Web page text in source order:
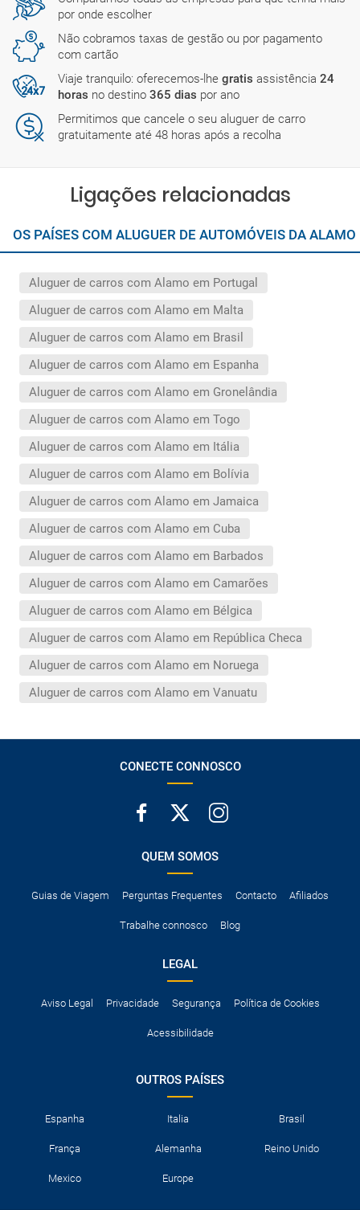
por onde escolher
Não cobramos taxas de gestão ou por pagamento
com cartão
Viaje tranquilo: oferecemos-lhe gratis assistência 24
horas no destino 365 dias por ano
Permitimos que cancele o seu aluguer de carro
gratuitamente até 48 horas após a recolha
Ligações relacionadas
OS PAÍSES COM ALUGUER DE AUTOMÓVEIS DA
Aluguer de carros com Alamo em Portugal
Aluguer de carros com Alamo em Malta
Aluguer de carros com Alamo em Brasil
Aluguer de carros com Alamo em Espanha
Aluguer de carros com Alamo em Gronelândia
Aluguer de carros com Alamo em Togo
Aluguer de carros com Alamo em Itália
Aluguer de carros com Alamo em Bolívia
Aluguer de carros com Alamo em Jamaica
Aluguer de carros com Alamo em Cuba
Aluguer de carros com Alamo em Barbados
Aluguer de carros com Alamo em Camarões
Aluguer de carros com Alamo em Bélgica
Aluguer de carros com Alamo em República Checa
Aluguer de carros com Alamo em Noruega
Aluguer de carros com Alamo em Vanuatu
CONECTE CONNOSCO
QUEM SOMOS
Guias de Viagem Perguntas Frequentes Contacto Afiliados
Trabalhe connosco Blog
LEGAL
Aviso Legal Privacidade Segurança Política de Cookies
Acessibilidade
OUTROS PAÍSES
Espanha Italia Brasil
França Alemanha Reino Unido
Mexico Europe